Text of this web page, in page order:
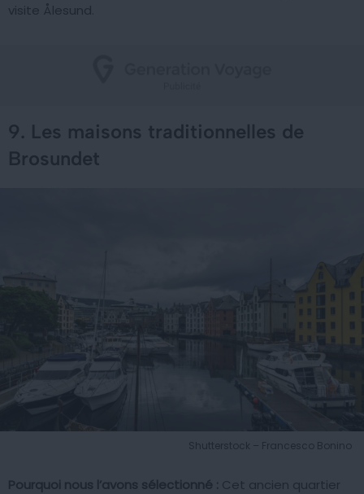
visite Ålesund.
9. Les maisons traditionnelles de
Brosundet
Shutterstock – Francesco Bonino
Pourquoi nous l’avons sélectionné : Cet ancien quartier